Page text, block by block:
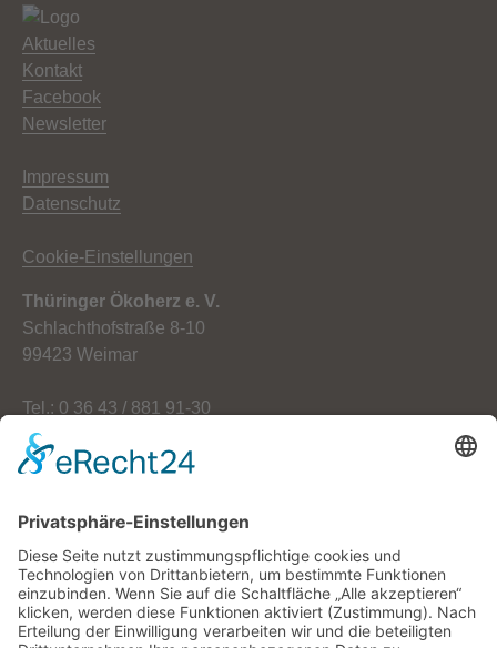
Aktuelles
Kontakt
Facebook
Newsletter
Impressum
Datenschutz
Cookie-Einstellungen
Thüringer Ökoherz e. V.
Schlachthofstraße 8-10
99423 Weimar
Tel.: 0 36 43 / 881 91-30
Fax: 0 36 43 / 881 91-59
E-Mail: info[at]oekoherz.de
Vereinsvorsitzende:
Maria Streitferdt